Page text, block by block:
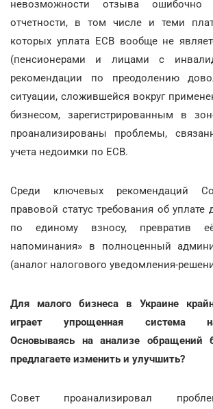
невозможности отзыва ошибочно
отчетности, в том числе и теми
которых уплата ЕСВ вообще не
(пенсионерами и лицами с
рекомендации по преодолению
ситуации, сложившейся вокруг
бизнесом, зарегистрированным в
проанализированы проблемы,
учета недоимки по ЕСВ.
Среди ключевых рекомендаций
правовой статус требования об уплате
по единому взносу, превратив
напоминания» в полноценный
(аналог налогового уведомления-
Для малого бизнеса в Украине
играет упрощенная система
Основываясь на анализе обращений
предлагаете изменить и улучшить?
Совет проанализировал